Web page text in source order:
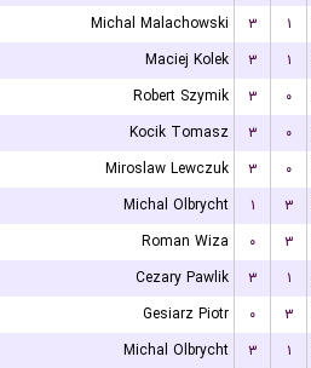
Michal Malachowski
۳ ۱
Maciej Kolek
۳ ۱
Robert Szymik
۳ ۰
Kocik Tomasz
۳ ۰
Miroslaw Lewczuk
۳ ۰
Michal Olbrycht
۱ ۳
Roman Wiza
۰ ۳
Cezary Pawlik
۳ ۱
Gesiarz Piotr
۰ ۳
Michal Olbrycht
۳ ۱